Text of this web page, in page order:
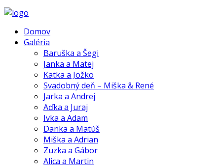
Domov
Galéria
Baruška a Šegi
Janka a Matej
Katka a Jožko
Svadobný deň – Miška & René
Jarka a Andrej
Aďka a Juraj
Ivka a Adam
Danka a Matúš
Miška a Adrian
Zuzka a Gábor
Alica a Martin